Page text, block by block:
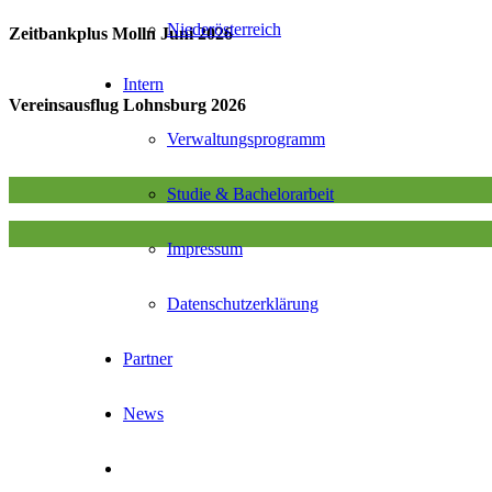
Niederösterreich
Intern
Verwaltungsprogramm
Studie & Bachelorarbeit
Impressum
Datenschutzerklärung
Partner
News
Zeitbankplus Molln Juni 2026
Vereinsausflug Lohnsburg 2026